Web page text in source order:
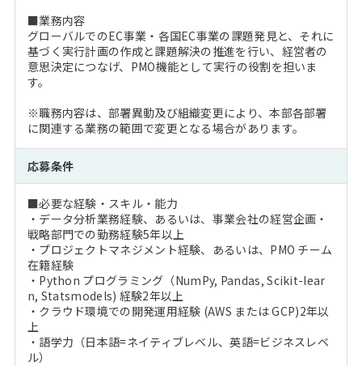
■業務内容
グローバルでのEC事業・各国EC事業の課題発見と、それに
基づく実行計画の作成と課題解決の推進を行い、経営者の
意思決定につなげ、PMO機能として実行の役割を担いま
す。
※職務内容は、部署異動及び組織変更により、本部各部署
に関連する業務の範囲で変更となる場合があります。
応募条件
■必要な経験・スキル・能力
・データ分析業務経験、あるいは、事業会社の経営企画・
戦略部門での勤務経験5年以上
・プロジェクトマネジメント経験、あるいは、PMO チーム
在籍経験
・Python プログラミング（NumPy, Pandas, Scikit-lear
n, Statsmodels) 経験2年以上
・クラウド環境での開発運用経験 (AWS または GCP)2年以
上
・語学力（日本語=ネイティブレベル、英語=ビジネスレベ
ル）